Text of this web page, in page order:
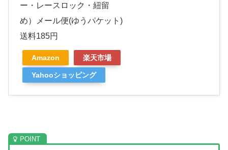
ー・レースロック・紐留
め）メール便(ゆうパケット)
送料185円
Amazon 楽天市場
Yahooショッピング